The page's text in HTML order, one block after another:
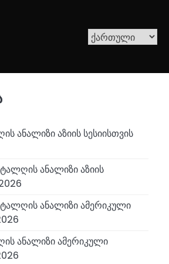
ანალიზი აზიის სესიისთვის
ანალიზი აზიის
ანალიზი ამერიკული
ანალიზი ამერიკული